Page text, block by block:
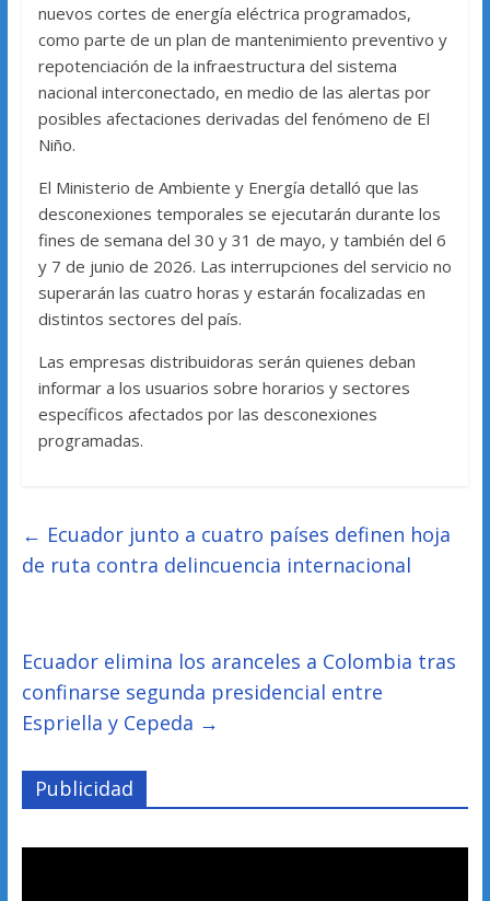
nuevos cortes de energía eléctrica programados,
como parte de un plan de mantenimiento preventivo y
repotenciación de la infraestructura del sistema
nacional interconectado, en medio de las alertas por
posibles afectaciones derivadas del fenómeno de El
Niño.
El Ministerio de Ambiente y Energía detalló que las
desconexiones temporales se ejecutarán durante los
fines de semana del 30 y 31 de mayo, y también del 6
y 7 de junio de 2026. Las interrupciones del servicio no
superarán las cuatro horas y estarán focalizadas en
distintos sectores del país.
Las empresas distribuidoras serán quienes deban
informar a los usuarios sobre horarios y sectores
específicos afectados por las desconexiones
programadas.
← Ecuador junto a cuatro países definen hoja
de ruta contra delincuencia internacional
Ecuador elimina los aranceles a Colombia tras
confinarse segunda presidencial entre
Espriella y Cepeda →
Publicidad